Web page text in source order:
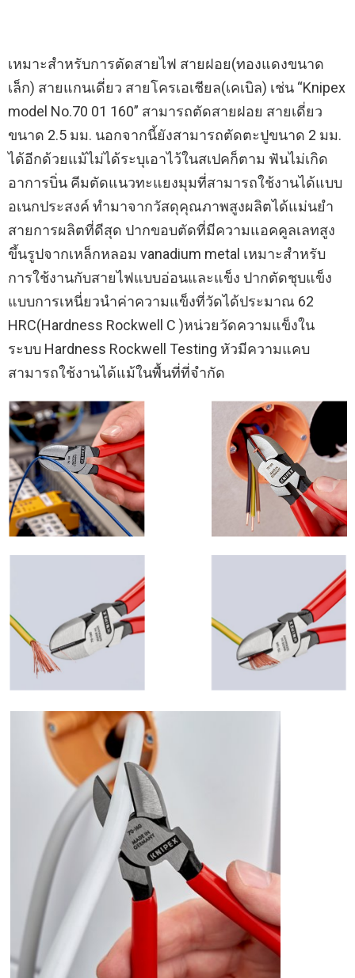
เหมาะสำหรับการตัดสายไฟ สายฝอย(ทองแดงขนาด
เล็ก) สายแกนเดี่ยว สายโครเอเชียล(เคเบิล) เช่น “Knipex
model No.70 01 160” สามารถตัดสายฝอย สายเดี่ยว
ขนาด 2.5 มม. นอกจากนี้ยังสามารถตัดตะปูขนาด 2 มม.
ได้อีกด้วยแม้ไม่ได้ระบุเอาไว้ในสเปคก็ตาม ฟันไม่เกิด
อาการบิ่น คีมตัดแนวทะแยงมุมที่สามารถใช้งานได้แบบ
อเนกประสงค์ ทำมาจากวัสดุคุณภาพสูงผลิตได้แม่นยำ
สายการผลิตที่ดีสุด ปากขอบตัดที่มีความแอคคูลเลทสูง
ขึ้นรูปจากเหล็กหลอม vanadium metal เหมาะสำหรับ
การใช้งานกับสายไฟแบบอ่อนและแข็ง ปากตัดชุบแข็ง
แบบการเหนี่ยวนำค่าความแข็งที่วัดได้ประมาณ 62
HRC(Hardness Rockwell C )หน่วยวัดความแข็งใน
ระบบ Hardness Rockwell Testing หัวมีความแคบ
สามารถใช้งานได้แม้ในพื้นที่ที่จำกัด